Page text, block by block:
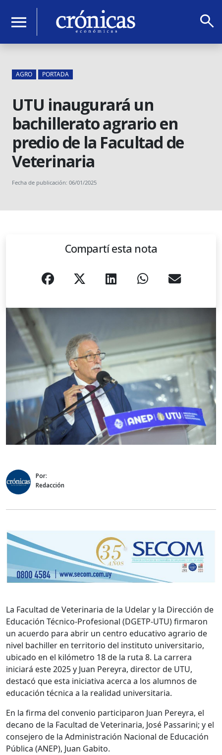
menu search
AGRO PORTADA
UTU inaugurará un
bachillerato agrario en
predio de la Facultad de
Veterinaria
Fecha de publicación: 06/01/2025
Compartí esta nota
Por:
Redacción
La Facultad de Veterinaria de la Udelar y la Dirección de
Educación Técnico-Profesional (DGETP-UTU) firmaron
un acuerdo para abrir un centro educativo agrario de
nivel bachiller en territorio del instituto universitario,
ubicado en el kilómetro 18 de la ruta 8. La carrera
iniciará este 2025 y Juan Pereyra, director de UTU,
destacó que esta iniciativa acerca a los alumnos de
educación técnica a la realidad universitaria.
En la firma del convenio participaron Juan Pereyra, el
decano de la Facultad de Veterinaria, José Passarini; y el
consejero de la Administración Nacional de Educación
Pública (ANEP), Juan Gabito.